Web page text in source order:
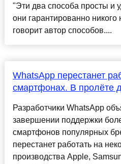
"Эти два способа просты и
они гарантированно никого
говорит автор способов....
WhatsApp перестанет
смартфонах. В пролёте
Разработчики WhatsApp
завершении поддержки
смартфонов популярных
перестанет работать на
производства Apple,